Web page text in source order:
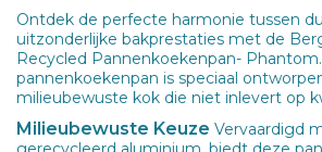
Ontdek de perfecte harmonie tussen
uitzonderlijke bakprestaties met de
Recycled Pannenkoekenpan-
pannenkoekenpan is speciaal
milieubewuste kok die niet inlevert op
Milieubewuste Keuze Vervaardigd